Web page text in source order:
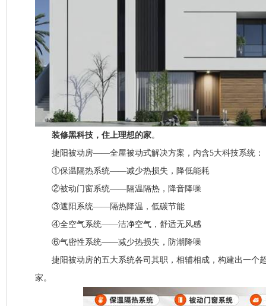
装修黑科技，住上理想的家。
捷阳被动房——全屋被动式解决方案，内含5大科技系统：
①保温隔热系统——减少热损失，降低能耗
②被动门窗系统——隔温隔热，降音降噪
③遮阳系统——隔热降温，低碳节能
④全空气系统——洁净空气，舒适无风感
⑥气密性系统——减少热损失，防潮降噪
捷阳被动房的五大系统各司其职，相辅相成，构建出一个
家。